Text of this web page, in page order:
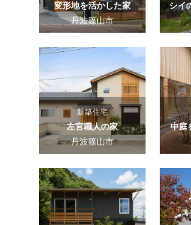
変形地を活かした家
丹波篠山市
シイ
新築住宅
左官職人の家
丹波篠山市
中庭